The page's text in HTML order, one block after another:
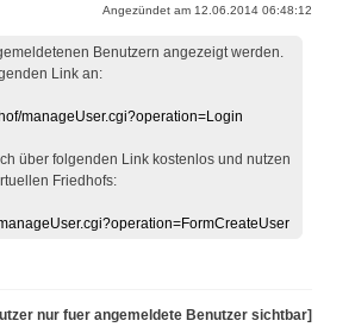
Angezündet am 12.06.2014 06:48:12
Benutzern angezeigt werden.
Link an:
manageUser.cgi?operation=Login
über folgenden Link kostenlos und nutzen
Friedhofs:
nur fuer angemeldete Benutzer sichtbar]